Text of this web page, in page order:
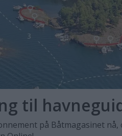
til
på Båtmagasinet nå,